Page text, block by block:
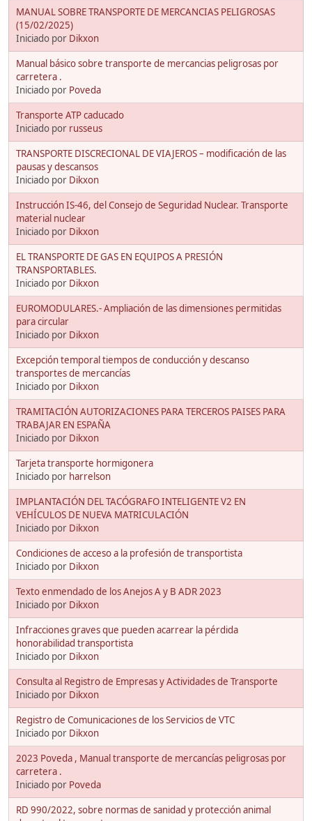
MANUAL SOBRE TRANSPORTE DE MERCANCIAS PELIGROSAS
(15/02/2025)
Iniciado por Dikxon
Manual básico sobre transporte de mercancias peligrosas por
carretera .
Iniciado por Poveda
Transporte ATP caducado
Iniciado por russeus
TRANSPORTE DISCRECIONAL DE VIAJEROS – modificación de las
pausas y descansos
Iniciado por Dikxon
Instrucción IS-46, del Consejo de Seguridad Nuclear. Transporte
material nuclear
Iniciado por Dikxon
EL TRANSPORTE DE GAS EN EQUIPOS A PRESIÓN
TRANSPORTABLES.
Iniciado por Dikxon
EUROMODULARES.- Ampliación de las dimensiones permitidas
para circular
Iniciado por Dikxon
Excepción temporal tiempos de conducción y descanso
transportes de mercancías
Iniciado por Dikxon
TRAMITACIÓN AUTORIZACIONES PARA TERCEROS PAISES PARA
TRABAJAR EN ESPAÑA
Iniciado por Dikxon
Tarjeta transporte hormigonera
Iniciado por harrelson
IMPLANTACIÓN DEL TACÓGRAFO INTELIGENTE V2 EN
VEHÍCULOS DE NUEVA MATRICULACIÓN
Iniciado por Dikxon
Condiciones de acceso a la profesión de transportista
Iniciado por Dikxon
Texto enmendado de los Anejos A y B ADR 2023
Iniciado por Dikxon
Infracciones graves que pueden acarrear la pérdida
honorabilidad transportista
Iniciado por Dikxon
Consulta al Registro de Empresas y Actividades de Transporte
Iniciado por Dikxon
Registro de Comunicaciones de los Servicios de VTC
Iniciado por Dikxon
2023 Poveda , Manual transporte de mercancías peligrosas por
carretera .
Iniciado por Poveda
RD 990/2022, sobre normas de sanidad y protección animal